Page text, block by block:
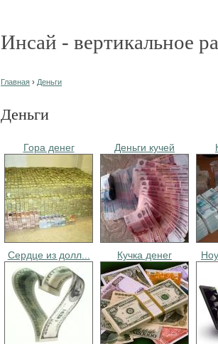
Инсай - вертикальное
Главная › Деньги
Деньги
Гора денег Деньги кучей
Сердце из долл... Кучка денег